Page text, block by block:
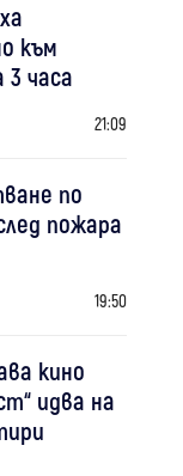
към
3 часа
21:09
по
пожара
19:50
кино
идва на